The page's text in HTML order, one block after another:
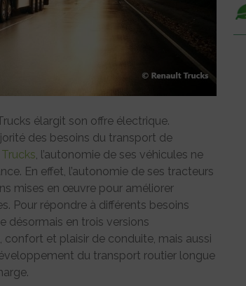
élargit son offre électrique.
des besoins du transport de
, l’autonomie de ses véhicules ne
En effet, l’autonomie de ses tracteurs
mises en œuvre pour améliorer
Pour répondre à différents besoins
désormais en trois versions
et plaisir de conduite, mais aussi
du transport routier longue